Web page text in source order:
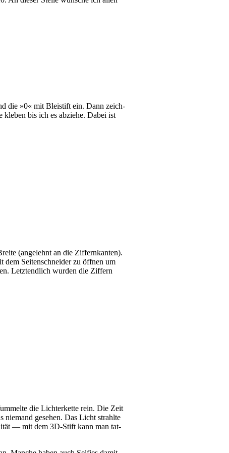
die »0« mit Blei­stift ein. Dann zeich­
bis ich es abzie­he. Dabei ist
(ange­lehnt an die Zif­fern­kan­ten).
dem Sei­ten­schnei­der zu öff­nen um
Letzt­end­lich wur­den die Zif­fern
die Lich­ter­ket­te rein. Die Zeit
gese­hen. Das Licht strahl­te
— mit dem 3D-Stift kann man tat­